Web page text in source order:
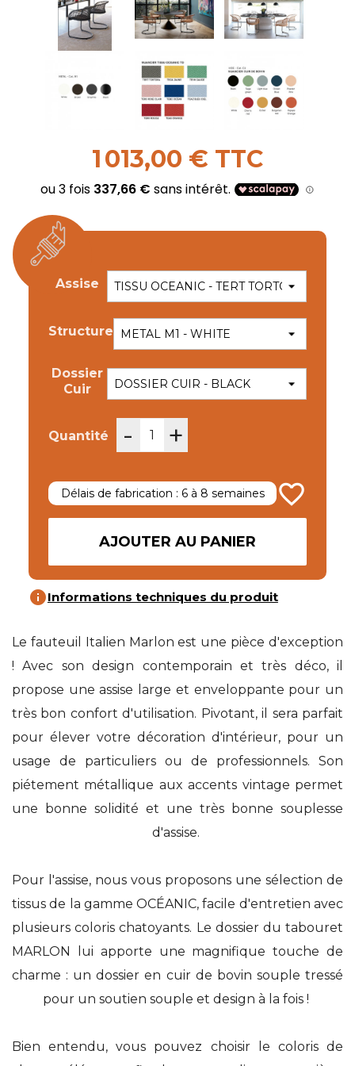
1 013,00 € TTC
Assise
Structure
Dossier
Cuir
Quantité - +
Délais de fabrication : 6 à 8 semaines favorite_border
AJOUTER AU PANIER
infoInformations techniques du produit
Le fauteuil Italien Marlon est une pièce d'exception
! Avec son design contemporain et très déco, il
propose une assise large et enveloppante pour un
très bon confort d'utilisation. Pivotant, il sera parfait
pour élever votre décoration d'intérieur, pour un
usage de particuliers ou de professionnels. Son
piétement métallique aux accents vintage permet
une bonne solidité et une très bonne souplesse
d'assise.
Pour l'assise, nous vous proposons une sélection de
tissus de la gamme OCÉANIC, facile d'entretien avec
plusieurs coloris chatoyants. Le dossier du tabouret
MARLON lui apporte une magnifique touche de
charme : un dossier en cuir de bovin souple tressé
pour un soutien souple et design à la fois !
Bien entendu, vous pouvez choisir le coloris de